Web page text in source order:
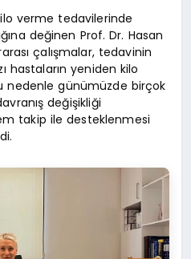
verme tedavilerinde
değinen Prof. Dr. Hasan
çalışmalar, tedavinin
hastaların yeniden kilo
nedenle günümüzde birçok
değişikliği
takip ile desteklenmesi